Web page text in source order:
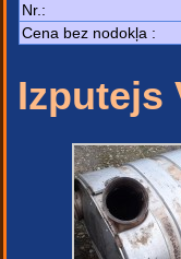
Nr.:
Cena bez nodokļa :
Izputejs